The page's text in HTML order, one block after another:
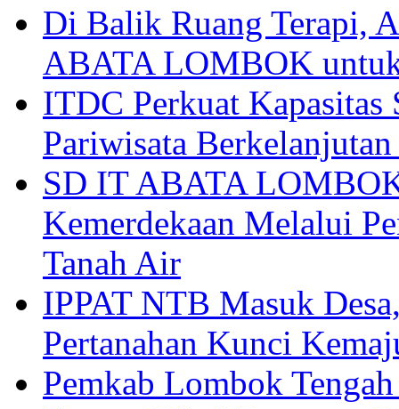
Di Balik Ruang Terapi,
ABATA LOMBOK
ITDC Perkuat
Pariwisata
SD IT ABATA
Kemerdekaan Melalui
Tanah Air
IPPAT NTB Masuk
Pertanahan Kunci
Pemkab Lombok